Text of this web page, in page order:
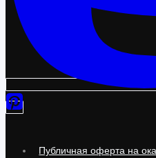
Публичная оферта на